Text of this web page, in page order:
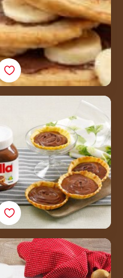
Nutella® tarts
Crepe skewers with
Nutella®